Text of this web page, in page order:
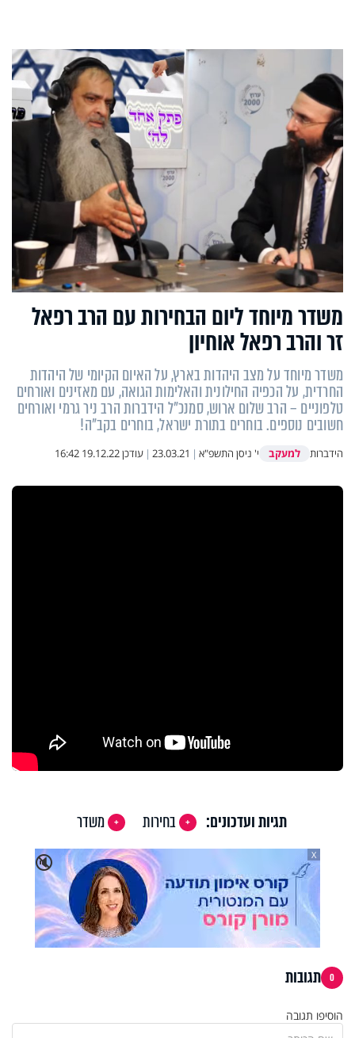
משדר מיוחד ליום הבחירות עם הרב רפאל
זר והרב רפאל אוחיון
משדר מיוחד על מצב היהדות בארץ, על האיום הקיומי של היהדות
החרדית, על הכפיה החילונית והאלימות הגואה, עם מאזינים ואורחים
טלפוניים – הרב שלום ארוש, סמנכ"ל הידברות הרב ניר גרמי ואורחים
חשובים נוספים. בוחרים בתורת ישראל, בוחרים בקב"ה!
הידברות למעקב י' ניסן התשפ"א |
23.03.21
| עודכן19.12.22 16:42
תגיות ועדכונים: בחירות
משדר
🔇
X
0 תגובות
הוסיפו תגובה